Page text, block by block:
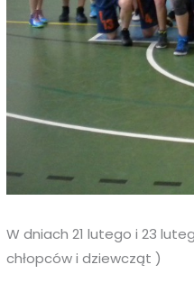
W dniach 21 lutego i 23
chłopców i dziewcząt )